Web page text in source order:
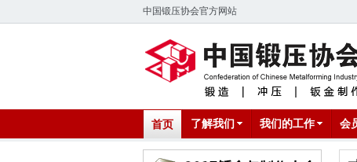
中国锻压协会官方网站
首页 了解我们 我们的工作 会